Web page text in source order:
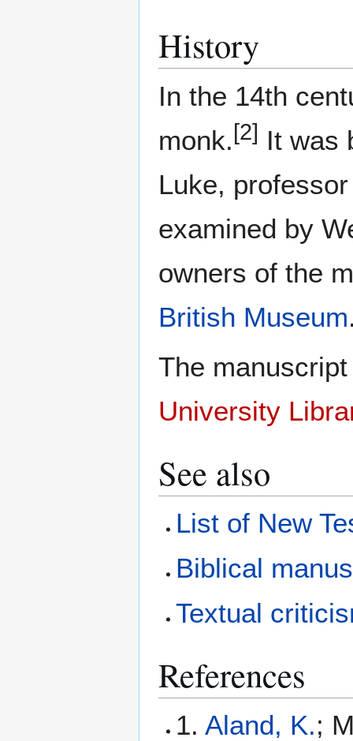
History
In the 14th
monk. [2] It was
Luke,
examined by
owners of the
British Museum
The
University
See also
List of New
Biblical
Textual
References
1. Aland, K.;